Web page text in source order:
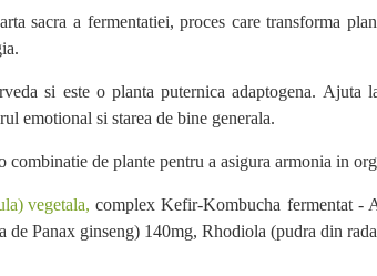
sacra a fermentatiei, proces care transforma
si este o planta puternica adaptogena. Ajuta
emotional si starea de bine generala.
combinatie de plante pentru a asigura armonia in
vegetala, complex Kefir-Kombucha fermentat -
Panax ginseng) 140mg, Rhodiola (pudra din